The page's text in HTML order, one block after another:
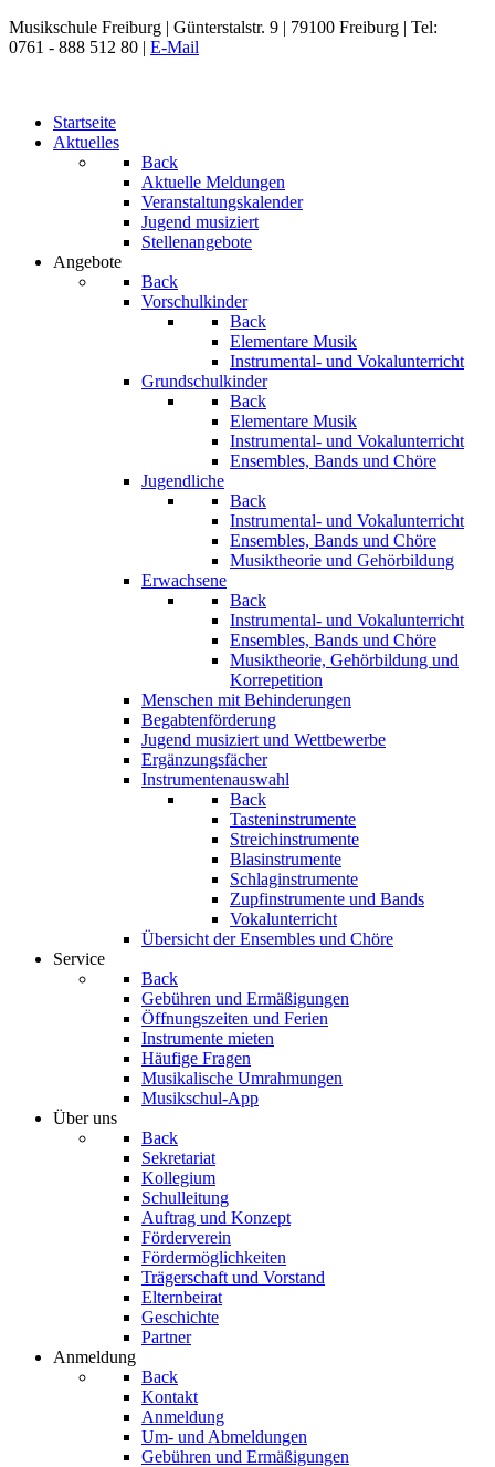
Musikschule Freiburg | Günterstalstr. 9 | 79100 Freiburg | Tel:
0761 - 888 512 80 | E-Mail
Startseite
Aktuelles
Back
Aktuelle Meldungen
Veranstaltungskalender
Jugend musiziert
Stellenangebote
Angebote
Back
Vorschulkinder
Back
Elementare Musik
Instrumental- und Vokalunterricht
Grundschulkinder
Back
Elementare Musik
Instrumental- und Vokalunterricht
Ensembles, Bands und Chöre
Jugendliche
Back
Instrumental- und Vokalunterricht
Ensembles, Bands und Chöre
Musiktheorie und Gehörbildung
Erwachsene
Back
Instrumental- und Vokalunterricht
Ensembles, Bands und Chöre
Musiktheorie, Gehörbildung und
Korrepetition
Menschen mit Behinderungen
Begabtenförderung
Jugend musiziert und Wettbewerbe
Ergänzungsfächer
Instrumentenauswahl
Back
Tasteninstrumente
Streichinstrumente
Blasinstrumente
Schlaginstrumente
Zupfinstrumente und Bands
Vokalunterricht
Übersicht der Ensembles und Chöre
Service
Back
Gebühren und Ermäßigungen
Öffnungszeiten und Ferien
Instrumente mieten
Häufige Fragen
Musikalische Umrahmungen
Musikschul-App
Über uns
Back
Sekretariat
Kollegium
Schulleitung
Auftrag und Konzept
Förderverein
Fördermöglichkeiten
Trägerschaft und Vorstand
Elternbeirat
Geschichte
Partner
Anmeldung
Back
Kontakt
Anmeldung
Um- und Abmeldungen
Gebühren und Ermäßigungen